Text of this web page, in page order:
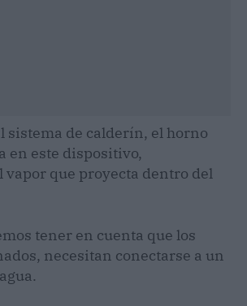
sistema de calderín, el horno
en este dispositivo,
vapor que proyecta dentro del
tener en cuenta que los
necesitan conectarse a un